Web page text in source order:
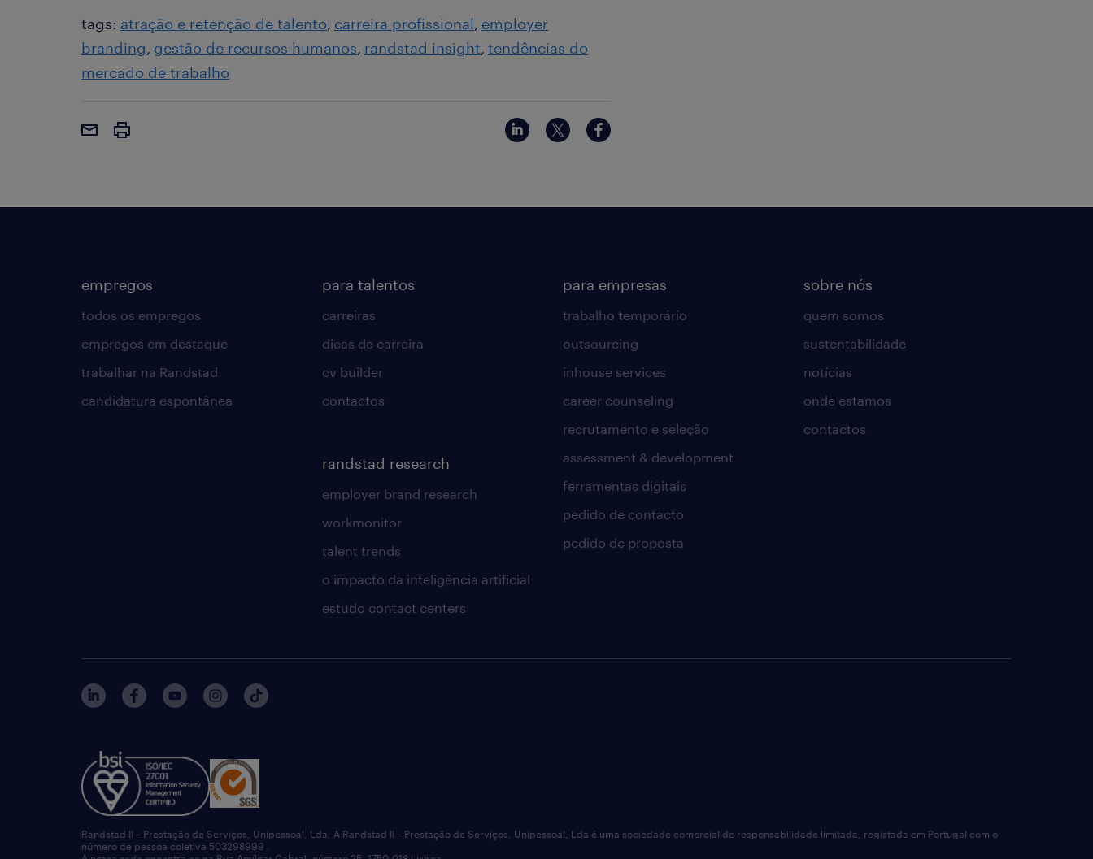
tags: atração e retenção de talento carreira profissional employer
branding gestão de recursos humanos randstad insight tendências do
mercado de trabalho
empregos
todos os empregos
empregos em destaque
trabalhar na Randstad
candidatura espontânea
para talentos
carreiras
dicas de carreira
cv builder
contactos
randstad research
employer brand research
workmonitor
talent trends
o impacto da inteligência artificial
estudo contact centers
para empresas
trabalho temporário
outsourcing
inhouse services
career counseling
recrutamento e seleção
assessment & development
ferramentas digitais
pedido de contacto
pedido de proposta
sobre nós
quem somos
sustentabilidade
notícias
onde estamos
contactos
Randstad II – Prestação de Serviços, Unipessoal, Lda; A Randstad II – Prestação de Serviços, Unipessoal, Lda é uma sociedade comercial de responsabilidade limitada, registada em Portugal com o
número de pessoa coletiva 503298999 .